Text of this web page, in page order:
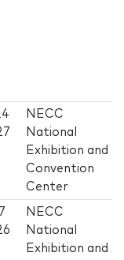
NECC
National
Exhibition and
Convention
Center
NECC
National
Exhibition and